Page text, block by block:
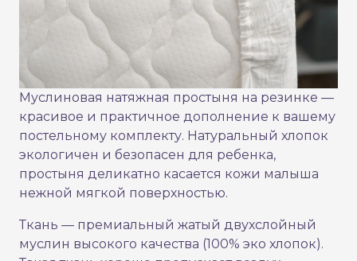
Муслиновая натяжная простыня на резинке —
красивое и практичное дополнение к вашему
постельному комплекту. Натуральный хлопок
экологичен и безопасен для ребенка,
простыня деликатно касается кожи малыша
нежной мягкой поверхностью.
Ткань — премиальный жатый двухслойный
муслин высокого качества (100% эко хлопок).